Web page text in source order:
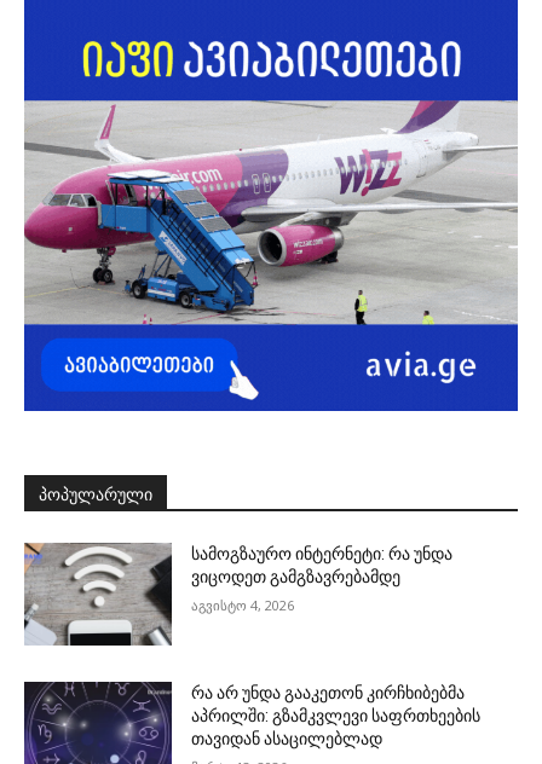
ᲞᲝᲞᲣᲚᲐᲠᲣᲚᲘ
სამოგზაურო ინტერნეტი: რა უნდა
ვიცოდეთ გამგზავრებამდე
აგვისტო 4, 2026
რა არ უნდა გააკეთონ კირჩხიბებმა
აპრილში: გზამკვლევი საფრთხეების
თავიდან ასაცილებლად